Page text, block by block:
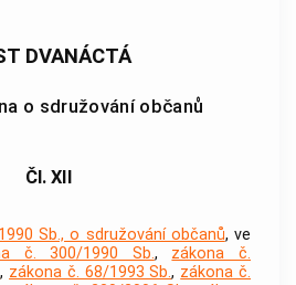
DVANÁCTÁ
o sdružování občanů
Čl. XII
Sb., o sdružování občanů, ve
č. 300/1990 Sb., zákona č.
, zákona č. 68/1993 Sb., zákona č.